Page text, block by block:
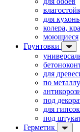
для
колера,
моющиеся
Грунтовки
для
по металлу
под
для
под
Герметик